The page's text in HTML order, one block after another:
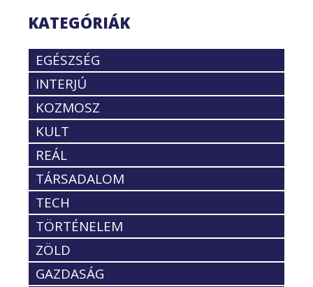
KATEGÓRIÁK
EGÉSZSÉG
INTERJÚ
KOZMOSZ
KULT
REÁL
TÁRSADALOM
TECH
TÖRTÉNELEM
ZÖLD
GAZDASÁG